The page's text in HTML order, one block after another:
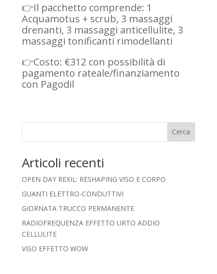
👉Il pacchetto comprende: 1
Acquamotus + scrub, 3 massaggi
drenanti, 3 massaggi anticellulite, 3
massaggi tonificanti rimodellanti
👉Costo: €312 con possibilità di
pagamento rateale/finanziamento
con Pagodil
Cerca
Articoli recenti
OPEN DAY REXIL: RESHAPING VISO E CORPO
GUANTI ELETTRO-CONDUTTIVI
GIORNATA TRUCCO PERMANENTE
RADIOFREQUENZA EFFETTO URTO ADDIO
CELLULITE
VISO EFFETTO WOW